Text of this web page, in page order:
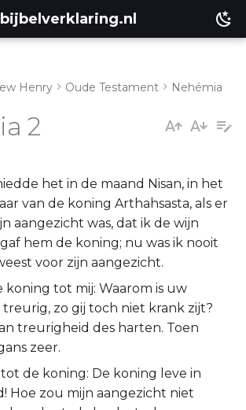
Henry Oude Testament Nehémia
2
het in de maand Nisan, in het
van de koning Arthahsasta, als er
aangezicht was, dat ik de wijn
hem de koning; nu was ik nooit
voor zijn aangezicht.
koning tot mij: Waarom is uw
zo gij toch niet krank zijt?
treurigheid des harten. Toen
zeer.
de koning: De koning leve in
Hoe zou mijn aangezicht niet